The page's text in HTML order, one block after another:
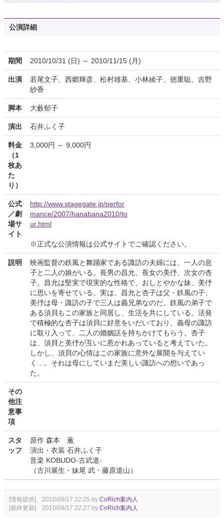
公演詳細
期間 2010/10/31 (日) ～ 2010/11/15 (月)
出演
若尾文子、西郷輝彦、松村雄基、小林綾子、徳重聡、吉野
紗香
脚本 大藪郁子
演出 石井ふく子
料金
（1
枚あ
た
り）
3,000円 ～ 9,000円
公式
／劇
場サ
イト
http://www.stagegate.jp/perfor
mance/2007/hanabana2010/to
ur.html
※正式な公演情報は公式サイトでご確認ください。
説明
映画監督の鉄風と舞踊家である諏訪の夫婦には、一人の息
子と二人の娘がいる。長男の昌允、長女の美伃、次女の杏
子。昌允は堅実で現実的な性格で、おしとやかな妹、美伃
に思いを寄せている。実は、昌允と杏子は父・鉄風の子、
美伃は母・諏訪の子で三人は義兄弟なのだ。鉄風の弟子で
ある須貝もこの家族と同居し、生活を共にしている。活発
で積極的な杏子は須貝に好意をいだいており、義母の諏訪
に取り入って、二人の婚姻話を持ちかけてもらう。杏子
は、須貝と美伃が互いに惹かれあっていると考えていた。
しかし、須貝の心情はこの家族に意外な展開を与えてい
く…。それは母にしていまだ美しい諏訪への想いであっ
た。
その
他注
意事
項
スタ
ッフ
原作 森本 薫
演出・衣装 石井ふく子
音楽 KOBUDO-古武道-
（古川展生・妹尾 武・藤原道山）
[情報提供] 2010/09/17 22:25 by CoRich案内人
[最終更新] 2010/09/17 22:27 by CoRich案内人